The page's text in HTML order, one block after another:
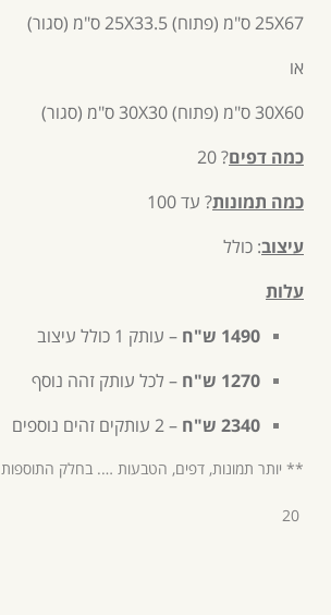
25X67 ס"מ (פתוח) 25X33.5 ס"מ (סגור)
או
30X60 ס"מ (פתוח) 30X30 ס"מ (סגור)
כמה דפים? 20
כמה תמונות? עד 100
עיצוב: כולל
עלות
1490 ש"ח
– עותק 1 כולל עיצוב
1270 ש"ח
– לכל עותק זהה נוסף
2340 ש"ח
– 2 עותקים זהים נוספים
** יותר תמונות, דפים, הטבעות …. בחלק התוספות